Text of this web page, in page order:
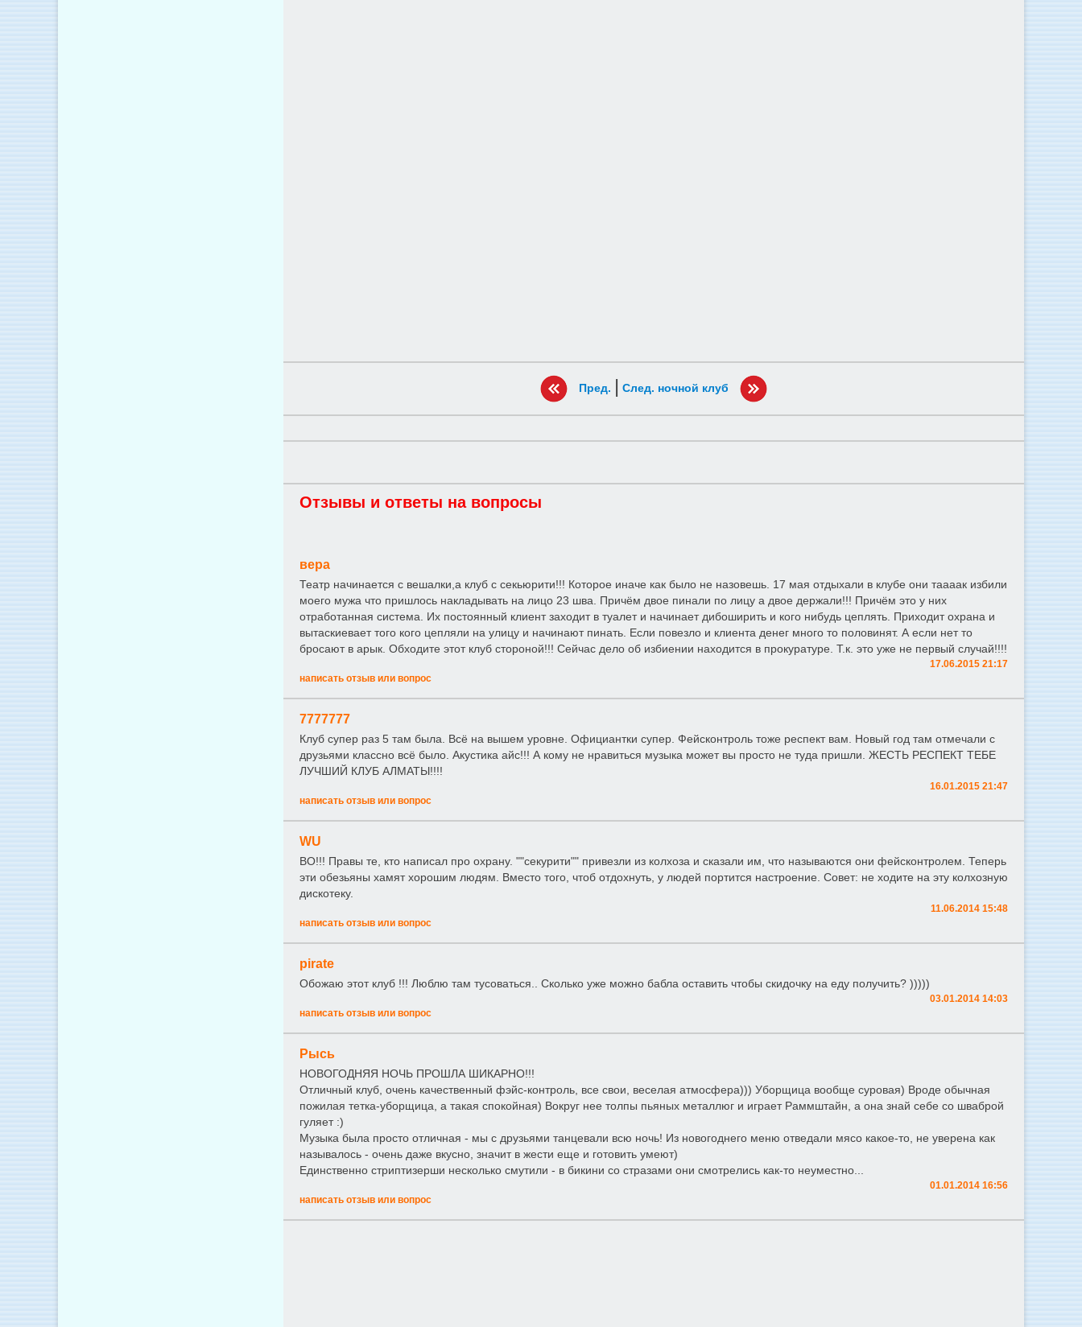
Пред. | След. ночной клуб
Отзывы и ответы на вопросы
вера
Театр начинается с вешалки,а клуб с секьюрити!!! Которое иначе как было не назовешь. 17 мая отдыхали в клубе они таааак избили
моего мужа что пришлось накладывать на лицо 23 шва. Причём двое пинали по лицу а двое держали!!! Причём это у них
отработанная система. Их постоянный клиент заходит в туалет и начинает дибоширить и кого нибудь цеплять. Приходит охрана и
вытаскиевает того кого цепляли на улицу и начинают пинать. Если повезло и клиента денег много то половинят. А если нет то
бросают в арык. Обходите этот клуб стороной!!! Сейчас дело об избиении находится в прокуратуре. Т.к. это уже не первый случай!!!!
17.06.2015 21:17
написать отзыв или вопрос
7777777
Клуб супер раз 5 там была. Всё на вышем уровне. Официантки супер. Фейсконтроль тоже респект вам. Новый год там отмечали с
друзьями классно всё было. Акустика айс!!! А кому не нравиться музыка может вы просто не туда пришли. ЖЕСТЬ РЕСПЕКТ ТЕБЕ
ЛУЧШИЙ КЛУБ АЛМАТЫ!!!!
16.01.2015 21:47
написать отзыв или вопрос
WU
ВО!!! Правы те, кто написал про охрану. ""секурити"" привезли из колхоза и сказали им, что называются они фейсконтролем. Теперь
эти обезьяны хамят хорошим людям. Вместо того, чтоб отдохнуть, у людей портится настроение. Совет: не ходите на эту колхозную
дискотеку.
11.06.2014 15:48
написать отзыв или вопрос
pirate
Обожаю этот клуб !!! Люблю там тусоваться.. Сколько уже можно бабла оставить чтобы скидочку на еду получить? )))))
03.01.2014 14:03
написать отзыв или вопрос
Рысь
НОВОГОДНЯЯ НОЧЬ ПРОШЛА ШИКАРНО!!!
Отличный клуб, очень качественный фэйс-контроль, все свои, веселая атмосфера))) Уборщица вообще суровая) Вроде обычная
пожилая тетка-уборщица, а такая спокойная) Вокруг нее толпы пьяных металлюг и играет Раммштайн, а она знай себе со шваброй
гуляет :)
Музыка была просто отличная - мы с друзьями танцевали всю ночь! Из новогоднего меню отведали мясо какое-то, не уверена как
называлось - очень даже вкусно, значит в жести еще и готовить умеют)
Единственно стриптизерши несколько смутили - в бикини со стразами они смотрелись как-то неуместно...
01.01.2014 16:56
написать отзыв или вопрос